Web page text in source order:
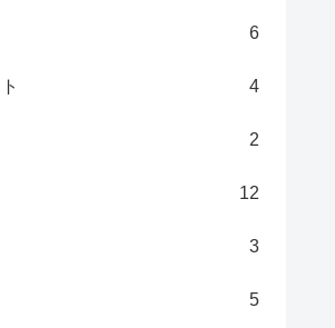
6
4
2
12
3
5